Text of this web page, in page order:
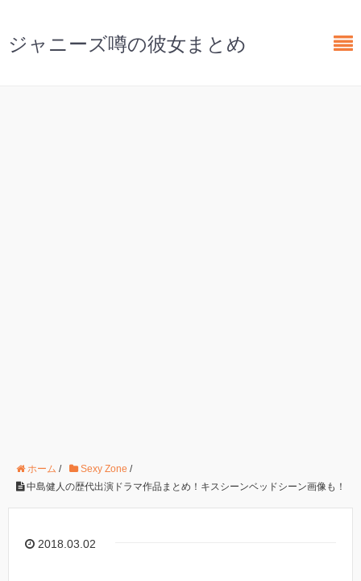
ジャニーズ噂の彼女まとめ
ホーム / Sexy Zone /
中島健人の歴代出演ドラマ作品まとめ！キスシーンベッドシーン画像も！
2018.03.02